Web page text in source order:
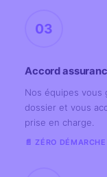
03
Accord
Nos équipes vous
dossier et vous
prise en charge.
📄 ZÉRO